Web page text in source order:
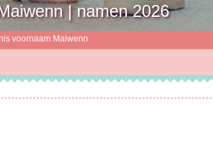
| namen 2026
voornaam Maiwenn